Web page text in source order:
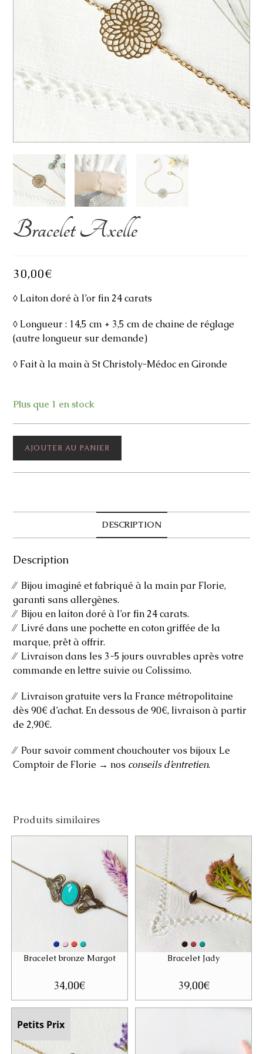
Bracelet Axelle
30,00€
◊ Laiton doré à l’or fin 24 carats
◊ Longueur : 14,5 cm + 3,5 cm de chaine de réglage
(autre longueur sur demande)
◊ Fait à la main à St Christoly-Médoc en Gironde
Plus que 1 en stock
AJOUTER AU PANIER
DESCRIPTION
Description
⁄⁄ Bijou imaginé et fabriqué à la main par Florie,
garanti sans allergènes.
⁄⁄ Bijou en laiton doré à l’or fin 24 carats.
⁄⁄ Livré dans une pochette en coton griffée de la
marque, prêt à offrir.
⁄⁄ Livraison dans les 3-5 jours ouvrables après votre
commande en lettre suivie ou Colissimo.
⁄⁄ Livraison gratuite vers la France métropolitaine
dès 90€ d’achat. En dessous de 90€, livraison à partir
de 2,90€.
⁄⁄ Pour savoir comment chouchouter vos bijoux Le
Comptoir de Florie → nos conseils d’entretien.
Produits similaires
Bracelet bronze Margot
34,00€
Bracelet Jady
39,00€
Petits Prix